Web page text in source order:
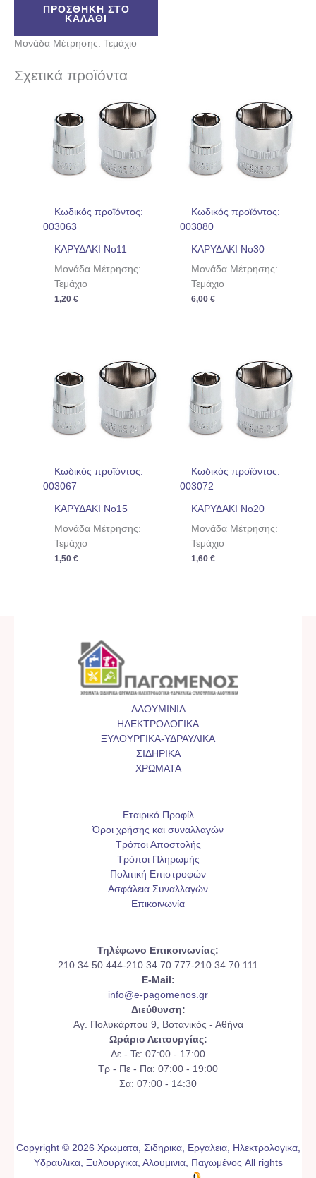
ΠΡΟΣΘΉΚΗ ΣΤΟ
ΚΑΛΆΘΙ
Μονάδα Μέτρησης: Τεμάχιο
Σχετικά προϊόντα
Κωδικός προϊόντος:
003063
ΚΑΡΥΔΑΚΙ No11
Μονάδα Μέτρησης:
Τεμάχιο
1,20€
Κωδικός προϊόντος:
003080
ΚΑΡΥΔΑΚΙ No30
Μονάδα Μέτρησης:
Τεμάχιο
6,00 €
Κωδικός προϊόντος:
003067
ΚΑΡΥΔΑΚΙ No15
Μονάδα Μέτρησης:
Τεμάχιο
1,50€
Κωδικός προϊόντος:
003072
ΚΑΡΥΔΑΚΙ No20
Μονάδα Μέτρησης:
Τεμάχιο
1,60 €
ΑΛΟΥΜΙΝΙΑ
ΗΛΕΚΤΡΟΛΟΓΙΚΑ
ΞΥΛΟΥΡΓΙΚΑ-ΥΔΡΑΥΛΙΚΑ
ΣΙΔΗΡΙΚΑ
ΧΡΩΜΑΤΑ
Εταιρικό Προφίλ
Όροι χρήσης και συναλλαγών
Τρόποι Αποστολής
Τρόποι Πληρωμής
Πολιτική Επιστροφών
Ασφάλεια Συναλλαγών
Επικοινωνία
Τηλέφωνο Επικοινωνίας:
210 34 50 444-210 34 70 777-210 34 70 111
E-Mail:
info@e-pagomenos.gr
Διεύθυνση:
Αγ. Πολυκάρπου 9, Βοτανικός - Αθήνα
Ωράριο Λειτουργίας:
Δε - Τε: 07:00 - 17:00
Τρ - Πε - Πα: 07:00 - 19:00
Σα: 07:00 - 14:30
Copyright © 2026 Χρωματα, Σιδηρικα, Εργαλεια, Ηλεκτρολογικα,
Υδραυλικα, Ξυλουργικα, Αλουμινια, Παγωμένος All rights